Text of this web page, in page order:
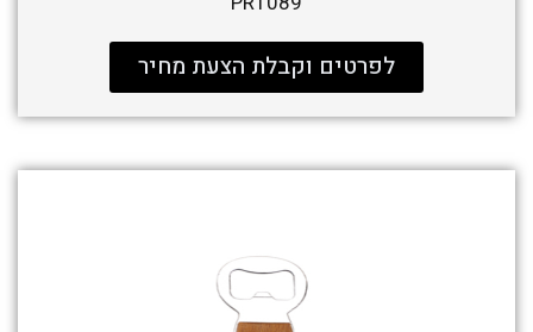
לפרטים וקבלת הצעת מחיר